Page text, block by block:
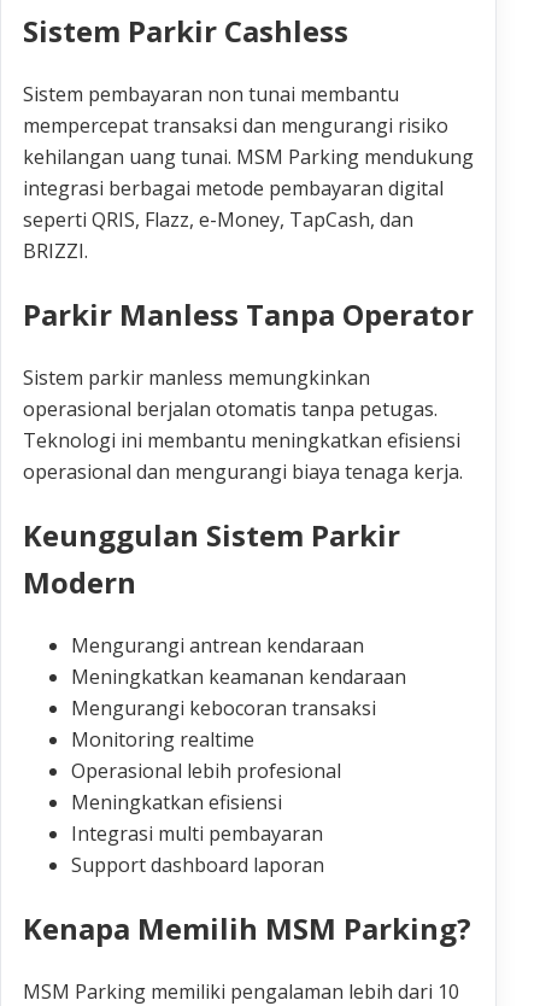
Sistem Parkir Cashless
Sistem pembayaran non tunai membantu
mempercepat transaksi dan mengurangi risiko
kehilangan uang tunai. MSM Parking mendukung
integrasi berbagai metode pembayaran digital
seperti QRIS, Flazz, e-Money, TapCash, dan
BRIZZI.
Parkir Manless Tanpa Operator
Sistem parkir manless memungkinkan
operasional berjalan otomatis tanpa petugas.
Teknologi ini membantu meningkatkan efisiensi
operasional dan mengurangi biaya tenaga kerja.
Keunggulan Sistem Parkir
Modern
Mengurangi antrean kendaraan
Meningkatkan keamanan kendaraan
Mengurangi kebocoran transaksi
Monitoring realtime
Operasional lebih profesional
Meningkatkan efisiensi
Integrasi multi pembayaran
Support dashboard laporan
Kenapa Memilih MSM Parking?
MSM Parking memiliki pengalaman lebih dari 10